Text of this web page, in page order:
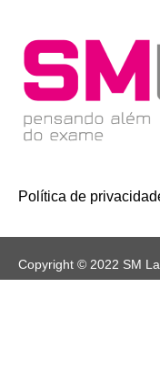
Política de
Copyright © 2022 SM